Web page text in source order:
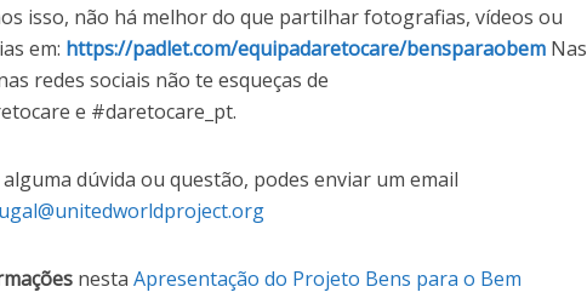
isso, não há melhor do que partilhar fotografias, vídeos ou
em: https://padlet.com/equipadaretocare/bensparaobem Nas
redes sociais não te esqueças de
e #daretocare_pt.
dúvida ou questão, podes enviar um email
nesta Apresentação do Projeto Bens para o Bem